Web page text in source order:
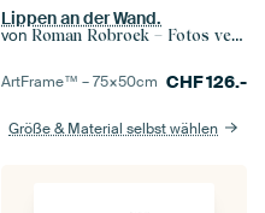
Lippen an der Wand.
von Roman Robroek – Fotos verlassener Gebäude
ArtFrame™ –75×50cm CHF126.-
Größe & Material selbst wählen